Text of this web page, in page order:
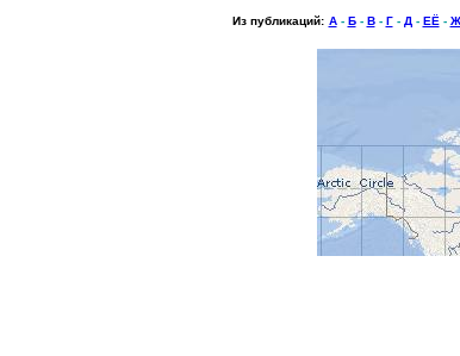
Из публикаций: А- Б- В- Г- Д- ЕЁ - Ж